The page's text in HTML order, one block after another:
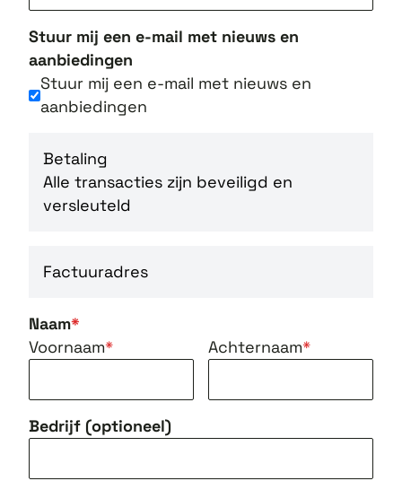
Stuur mij een e-mail met nieuws en
aanbiedingen
Stuur mij een e-mail met nieuws en
aanbiedingen
Betaling
Alle transacties zijn beveiligd en
versleuteld
Factuuradres
Naam
Voornaam
Achternaam
Bedrijf (optioneel)